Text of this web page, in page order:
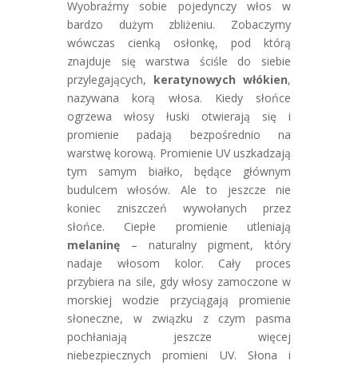
Wyobraźmy sobie pojedynczy włos w
bardzo dużym zbliżeniu. Zobaczymy
wówczas cienką osłonkę, pod którą
znajduje się warstwa ściśle do siebie
przylegających, keratynowych włókien,
nazywana korą włosa. Kiedy słońce
ogrzewa włosy łuski otwierają się i
promienie padają bezpośrednio na
warstwę korową. Promienie UV uszkadzają
tym samym białko, będące głównym
budulcem włosów. Ale to jeszcze nie
koniec zniszczeń wywołanych przez
słońce. Ciepłe promienie utleniają
melaninę – naturalny pigment, który
nadaje włosom kolor. Cały proces
przybiera na sile, gdy włosy zamoczone w
morskiej wodzie przyciągają promienie
słoneczne, w związku z czym pasma
pochłaniają jeszcze więcej
niebezpiecznych promieni UV. Słona i